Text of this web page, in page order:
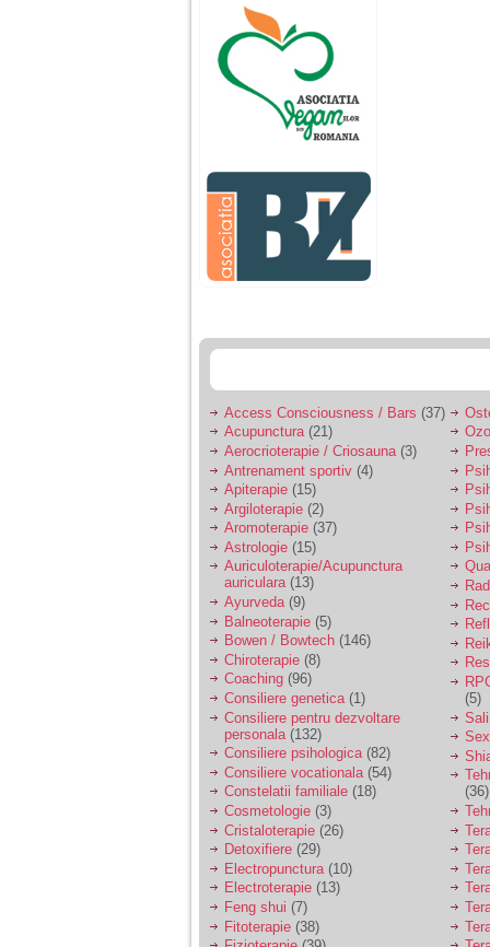
ani, privind in urma
realizez cat de multe
greseli am facut in
educatia si cresterea
ei, am fost o mama
egoista, preocupata
de implinirea
profesionala, cand ea
era mica am neglijat-
agresiva, orice
greseala era taxata cu
o palma sau pedepse.
De 4 ani am o relatie
serioasa cu un barbat
sa se manifeste o
Ma aflu aici pentru ca
vreau sa stiu daca am
nevoie de un psiholog
sau psihiatru.
Sunt casatorita, am
31 de ani si un copil in
varsta de 2 ani care
mi-e lumina ochilor.
De ceva timp simt ca
mi s-a adunat
oboseala, o oboseala
cronica de care nu pot
scapa si simt ca din
cauza ei nu pot
controla nervii si
cateodata are copilul
de suferit.
Am o bariera peste
care nu pot trece:
prietena mea a ramas
insarcinata cu o fata.
Am fost de comun
acord sa facem un
copil, cu gandul ca e
baiat.
Access Consciousness / Bars (37)
Acupunctura(21)
Aerocrioterapie / Criosauna (3)
Antrenament sportiv (4)
Apiterapie (15)
Argiloterapie (2)
Aromoterapie (37)
Astrologie (15)
Auriculoterapie/Acupunctura
auriculara(13)
Ayurveda(9)
Balneoterapie (5)
Bowen / Bowtech (146)
Chiroterapie (8)
Coaching (96)
Consiliere genetica(1)
Consiliere pentru dezvoltare
personala (132)
Consiliere psihologica(82)
Consiliere vocationala (54)
Constelatii familiale (18)
Cosmetologie (3)
Cristaloterapie (26)
Detoxifiere (29)
Electropunctura (10)
Electroterapie (13)
Feng shui (7)
Fitoterapie (38)
(5)
(36)